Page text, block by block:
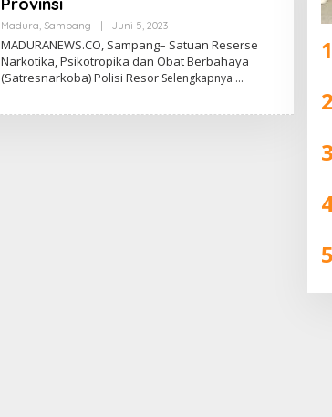
Madura, Sampang Juni 5, 2023Oleh
MADURANEWS.CO, Sampang– Satuan Reserse
Narkotika, Psikotropika dan Obat Berbahaya
(Satresnarkoba) Polisi Resor Selengkapnya
1
2
3
5